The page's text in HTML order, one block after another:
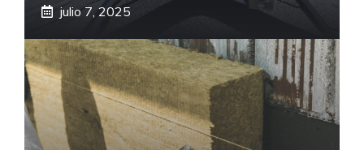
julio 7, 2025